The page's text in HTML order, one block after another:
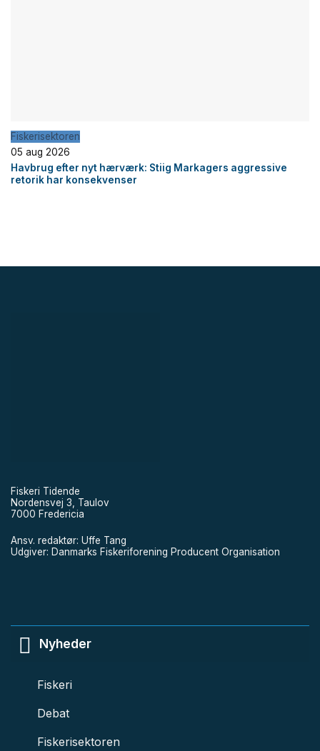
Fiskerisektoren
05 aug 2026
Havbrug efter nyt hærværk: Stiig Markagers aggressive
retorik har konsekvenser
Fiskeri Tidende
Nordensvej 3, Taulov
7000 Fredericia
Ansv. redaktør: Uffe Tang
Udgiver: Danmarks Fiskeriforening Producent Organisation
Nyheder
Fiskeri
Debat
Fiskerisektoren